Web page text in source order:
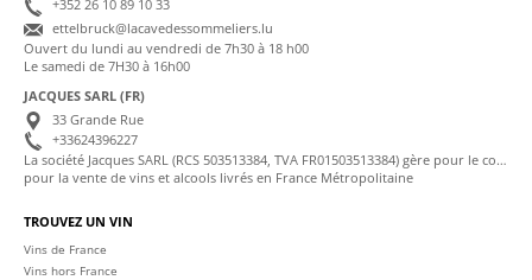
+352 26 10 89 10 33
ettelbruck@lacavedessommeliers.lu
Ouvert du lundi au vendredi de 7h30 à 18 h00
Le samedi de 7H30 à 16h00
JACQUES SARL (FR)
33 Grande Rue
+33624396227
La société Jacques SARL (RCS 503513384, TVA FR01503513384) gère pour le compte de La Cave des Sommeliers les transactions bancaires et la facturation
pour la vente de vins et alcools livrés en France Métropolitaine
TROUVEZ UN VIN
Vins de France
Vins hors France